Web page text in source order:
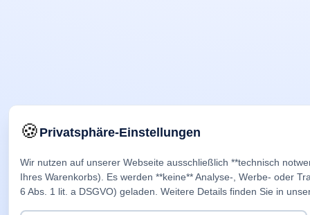
🍪Privatsphäre-Einstellungen
Wir nutzen auf unserer Webseite ausschließlich **technisch
Ihres Warenkorbs). Es werden **keine** Analyse-, Werbe- oder
6 Abs. 1 lit. a DSGVO) geladen. Weitere Details finden Sie in